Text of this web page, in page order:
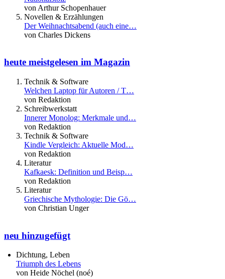
von Arthur Schopenhauer
Novellen & Erzählungen
Der Weihnachtsabend (auch eine…
von Charles Dickens
heute meistgelesen im Magazin
Technik & Software
Welchen Laptop für Autoren / T…
von Redaktion
Schreibwerkstatt
Innerer Monolog: Merkmale und…
von Redaktion
Technik & Software
Kindle Vergleich: Aktuelle Mod…
von Redaktion
Literatur
Kafkaesk: Definition und Beisp…
von Redaktion
Literatur
Griechische Mythologie: Die Gö…
von Christian Unger
neu hinzugefügt
Dichtung, Leben
Triumph des Lebens
von Heide Nöchel (noé)